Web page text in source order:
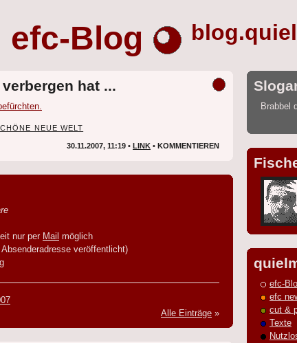
efc-Blog
hat ...
NEUE WELT
30.11.2007, 11:19 • LINK • KOMMENTIEREN
nur per Mail möglich
veröffentlicht)
Alle Einträge »
Brabbel
efc-
efc
cut &
Texte